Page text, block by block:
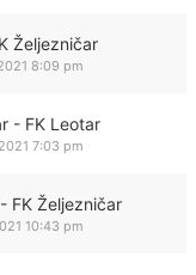
Željezničar
8:09 pm
- FK Leotar
7:03 pm
FK Željezničar
10:43 pm